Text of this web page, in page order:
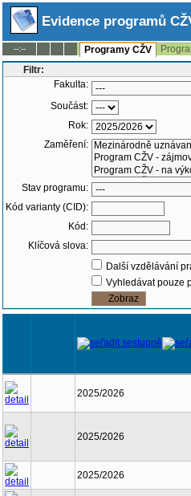
Evidence programů
--:-- Programy CŽV
Filtr:
Fakulta:
Součást:
Rok:
Zaměření:
Stav programu:
Kód varianty (CID):
Kód:
Klíčová slova:
Další vzdělávání
Vyhledávat pouze
2025/2026
2025/2026
2025/2026